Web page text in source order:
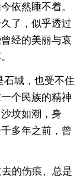
依然睡不着。
了，似乎透过
经的美丽与哀
石城，也受不住
个民族的精神
坟如潮，身
多年之前，曾
的伤痕、总是